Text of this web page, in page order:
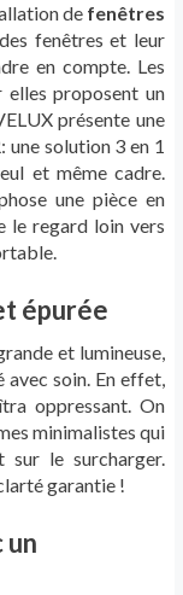
de fenêtres
fenêtres et leur
en compte. Les
proposent un
présente une
une solution 3 en 1
et même cadre.
une pièce en
le regard loin vers
épurée
et lumineuse,
soin. En effet,
oppressant. On
minimalistes qui
sur le surcharger.
garantie !
un